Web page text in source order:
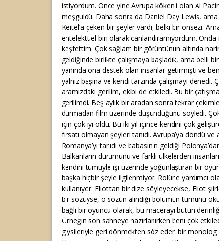
istiyordum. Önce yine Avrupa kökenli olan Al
meşguldü. Daha sonra da Daniel Day Lewis,
Keitel’a çeken bir şeyler vardı, belki bir önsezi.
entelektüel biri olarak canlandıramıyordum. Onda
keşfettim. Çok sağlam bir görüntünün altında
geldiğinde birlikte çalışmaya başladık, ama belli
yanında ona destek olan insanlar getirmişti ve
yalnız başına ve kendi tarzında çalışmayı
aramızdaki gerilim, ekibi de etkiledi. Bu bir
gerilimdi. Beş aylık bir aradan sonra tekrar
durmadan film üzerinde düşündüğünü söyledi.
için çok iyi oldu. Bu iki yıl içinde kendini çok
fırsatı olmayan şeyleri tanıdı. Avrupa’ya döndü
Romanya’yı tanıdı ve babasının geldiği
Balkanların durumunu ve farklı ülkelerden
kendini tümüyle işi üzerinde yoğunlaştıran bir
başka hiçbir şeyle ilgilenmiyor. Rolüne yardımcı
kullanıyor. Eliot’tan bir dize söyleyecekse, Eliot
bir sözüyse, o sözün alındığı bölümün tümünü
bağlı bir oyuncu olarak, bu macerayı bütün
Örneğin son sahneye hazırlanırken beni çok
giysileriyle geri dönmekten söz eden bir monolog